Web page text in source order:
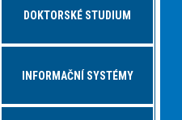
DOKTORSKÉ STUDIUM
INFORMAČNÍ SYSTÉMY